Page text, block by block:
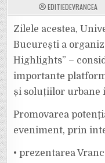
EDITIEDEVRANCEA
Zilele acestea,
București a
Highlights” –
importante
și soluțiilor urbane
Promovarea
eveniment, prin
• prezentarea